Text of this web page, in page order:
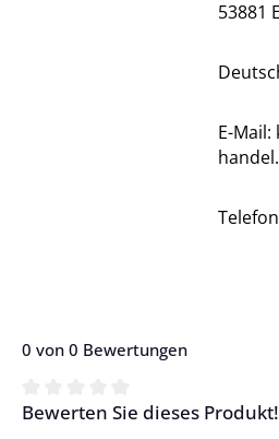
53881
E-
0 von 0 Bewertungen
Durchschnittliche Bewertung
Bewerten Sie dieses Produkt!